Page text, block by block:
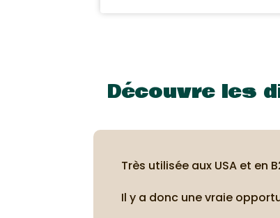
Découvre les
Très utilisée aux USA et en
Il y a donc une vraie